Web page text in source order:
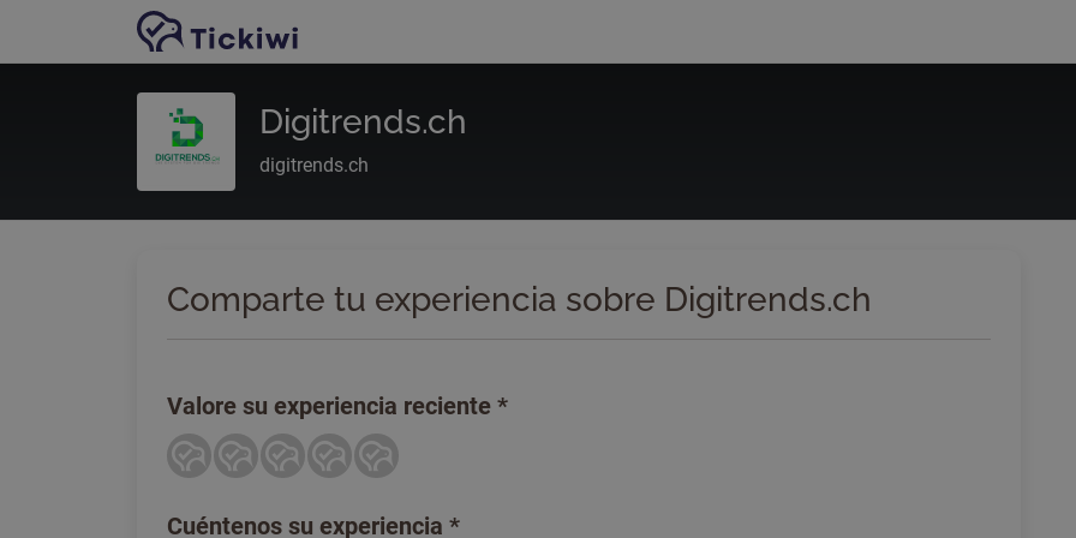
Ir al contenido principal
Digitrends.ch
digitrends.ch
Comparte tu experiencia sobre Digitrends.ch
Valore su experiencia reciente *
Cuéntenos su experiencia *